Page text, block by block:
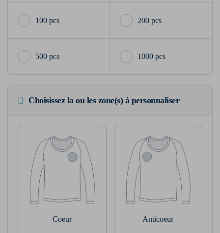
100 pcs 200 pcs
500 pcs 1000 pcs
Choisissez la ou les zone(s) à personnaliser
Coeur Anticoeur